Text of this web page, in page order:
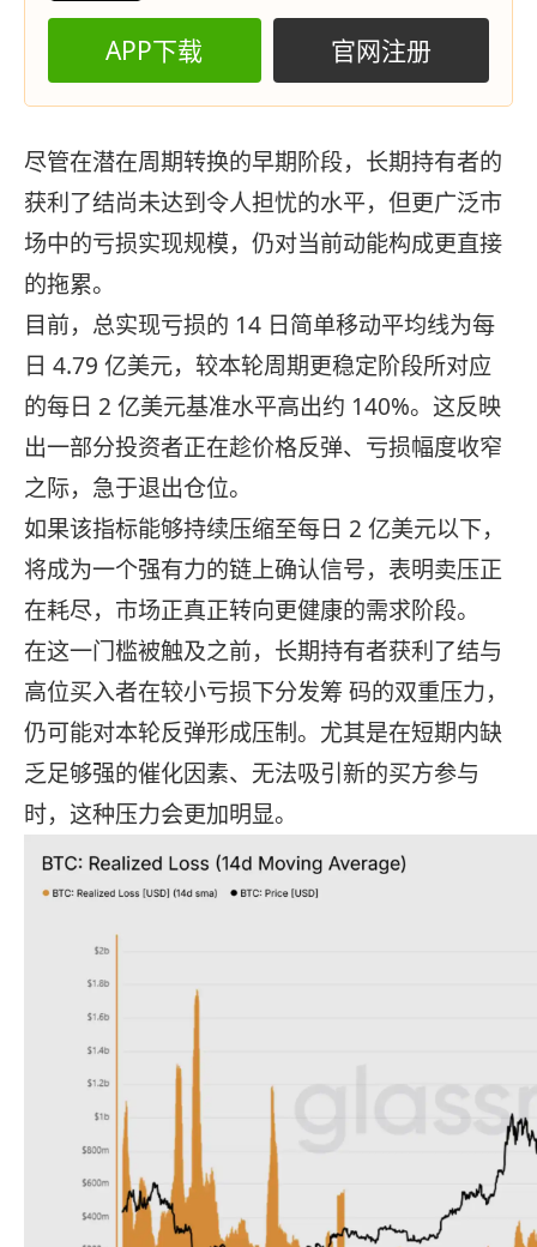
APP下载 官网注册
尽管在潜在周期转换的早期阶段，长期持有者的
获利了结尚未达到令人担忧的水平，但更广泛市
场中的亏损实现规模，仍对当前动能构成更直接
的拖累。
目前，总实现亏损的 14 日简单移动平均线为每
日 4.79 亿美元，较本轮周期更稳定阶段所对应
的每日 2 亿美元基准水平高出约 140%。这反映
出一部分投资者正在趁价格反弹、亏损幅度收窄
之际，急于退出仓位。
如果该指标能够持续压缩至每日 2 亿美元以下，
将成为一个强有力的链上确认信号，表明卖压正
在耗尽，市场正真正转向更健康的需求阶段。
在这一门槛被触及之前，长期持有者获利了结与
高位买入者在较小亏损下分发筹 码的双重压力，
仍可能对本轮反弹形成压制。尤其是在短期内缺
乏足够强的催化因素、无法吸引新的买方参与
时，这种压力会更加明显。